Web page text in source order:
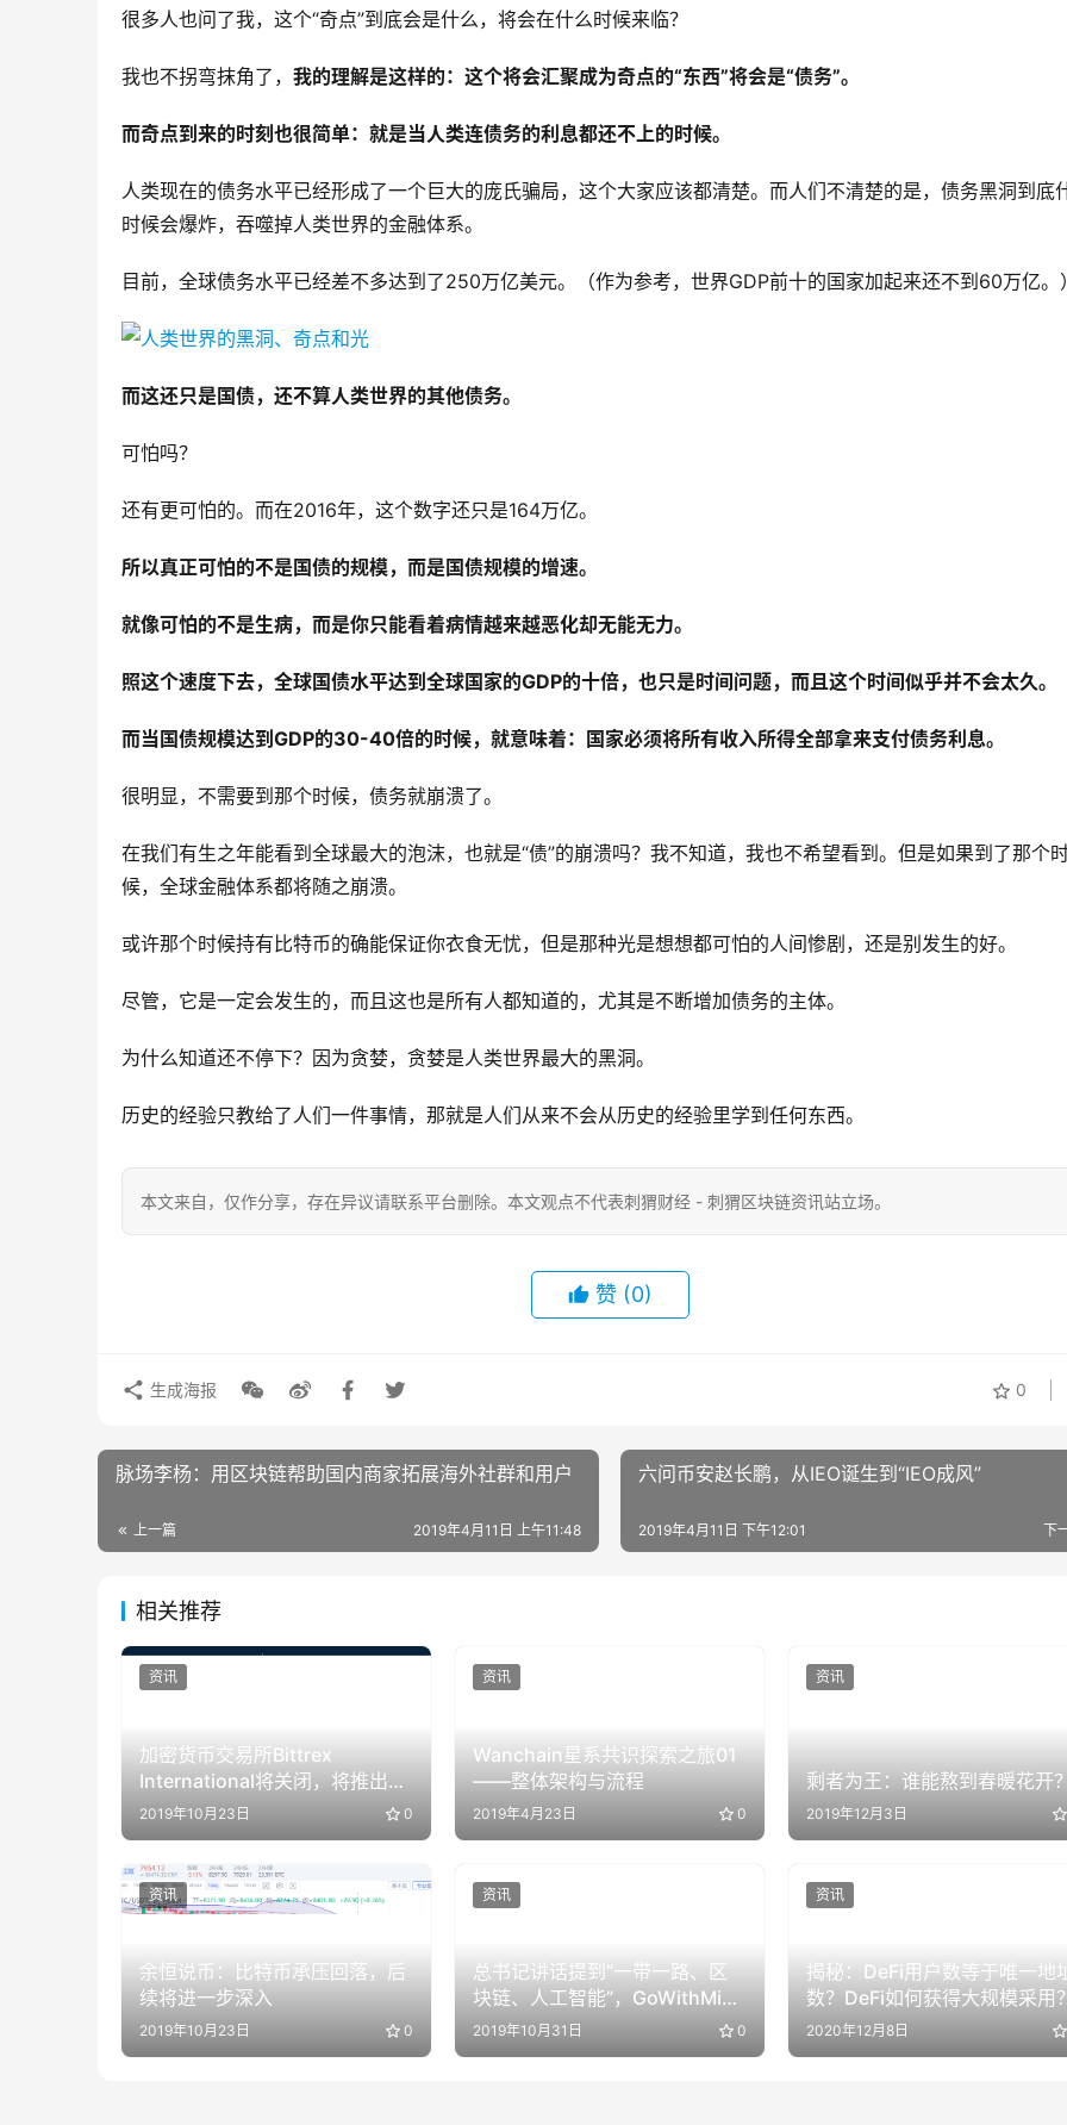
很多人也问了我，这个“奇点”到底会是什么，将会在什么时候来临？
我也不拐弯抹角了， 我的理解是这样的：这个将会汇聚成为奇点的“东西”将会是“债务”。
而奇点到来的时刻也很简单：就是当人类连债务的利息都还不上的时候。
人类现在的债务水平已经形成了一个巨大的庞氏骗局，这个大家应该都清楚。而人们不清楚的是，债务黑洞到底
时候会爆炸，吞噬掉人类世界的金融体系。
目前，全球债务水平已经差不多达到了250万亿美元。（作为参考，世界GDP前十的国家加起来还不到60万亿。
而这还只是国债，还不算人类世界的其他债务。
可怕吗？
还有更可怕的。而在2016年，这个数字还只是164万亿。
所以真正可怕的不是国债的规模，而是国债规模的增速。
就像可怕的不是生病，而是你只能看着病情越来越恶化却无能无力。
照这个速度下去，全球国债水平达到全球国家的GDP的十倍，也只是时间问题，而且这个时间似乎并不会太久。
而当国债规模达到GDP的30-40倍的时候，就意味着：国家必须将所有收入所得全部拿来支付债务利息。
很明显，不需要到那个时候，债务就崩溃了。
在我们有生之年能看到全球最大的泡沫，也就是“债”的崩溃吗？我不知道，我也不希望看到。但是如果到了那个
候，全球金融体系都将随之崩溃。
或许那个时候持有比特币的确能保证你衣食无忧，但是那种光是想想都可怕的人间惨剧，还是别发生的好。
尽管，它是一定会发生的，而且这也是所有人都知道的，尤其是不断增加债务的主体。
为什么知道还不停下？因为贪婪，贪婪是人类世界最大的黑洞。
历史的经验只教给了人们一件事情，那就是人们从来不会从历史的经验里学到任何东西。
本文来自 ，仅作分享，存在异议请联系平台删除。本文观点不代表刺猬财经 - 刺猬区块链资讯站立场。
赞 (0)
0
生成海报
脉场李杨：用区块链帮助国内商家拓展海外社群和用户
上一篇 2019年4月11日 上午11:48
六问币安赵长鹏，从IEO诞生到“IEO成风”
下
2019年4月11日 下午12:01
相关推荐
加密货币交易所Bittrex
International将关闭，将推出
Bittrex Global
2019年10月23日 0
资讯
Wanchain星系共识探索之旅01
——整体架构与流程
2019年4月23日 0
资讯
剩者为王：谁能熬到春暖花开
2019年12月3日
资讯
余恒说币：比特币承压回落，后
续将进一步深入
2019年10月23日 0
资讯
总书记讲话提到“一带一路、区
块链、人工智能”，GoWithMi三
样全占，未来又会怎样？
2019年10月31日 0
资讯
揭秘：DeFi用户数等于唯一地
数？DeFi如何获得大规模采用
2020年12月8日
资讯